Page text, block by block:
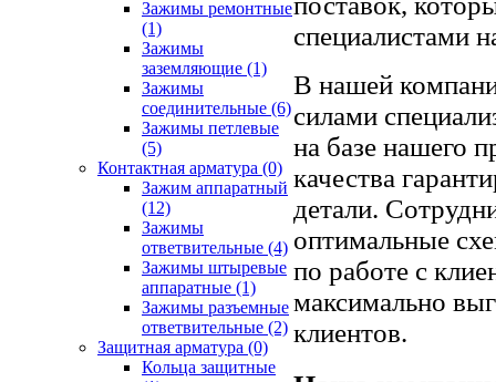
Зажимы ремонтные
(1)
Зажимы
заземляющие (1)
Зажимы
соединительные (6)
Зажимы петлевые
(5)
Контактная арматура (0)
Зажим аппаратный
(12)
Зажимы
ответвительные (4)
Зажимы штыревые
аппаратные (1)
Зажимы разъемные
ответвительные (2)
Защитная арматура (0)
Кольца защитные
специалистами
В нашей
силами
на базе нашего
качества
детали.
оптимальные
по работе с
максимально
клиентов.